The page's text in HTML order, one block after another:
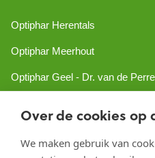
Over de cookies op
We maken gebruik van
Optiphar Herentals
Optiphar Meerhout
Optiphar Geel - Dr. van de
Optiphar Mol